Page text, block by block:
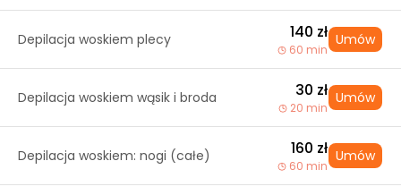
Depilacja woskiem plecy 140 zł
60 min
Umów
Depilacja woskiem wąsik i broda 30 zł
20 min
Umów
Depilacja woskiem: nogi (całe) 160 zł
60 min
Umów